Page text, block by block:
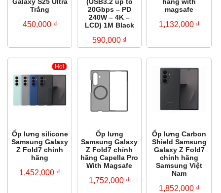
Trắng
450,000 ₫
20Gbps – PD
240W – 4K –
LCD) 1M Black
590,000 ₫
magsafe
1,132,000 ₫
Hot
Ốp lưng silicone
Samsung Galaxy
Z Fold7 chính
hãng
1,452,000 ₫
Ốp lưng
Samsung Galaxy
Z Fold7 chính
hãng Capella Pro
With Magsafe
1,752,000 ₫
Ốp lưng Carbon
Shield Samsung
Galaxy Z Fold7
chính hãng
Samsung Việt
Nam
1,852,000 ₫